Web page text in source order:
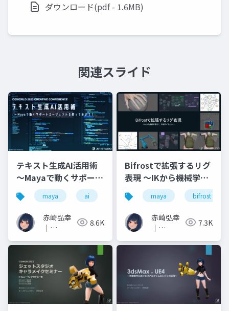
ダウンロード(pdf - 1.6MB)
関連スライド
テキスト生成AI活用術
～Mayaで動くサポート
エージェントを作って
みよう！～
maya ai python gpt4 agent
赤崎弘幸
｜
Akasaki
8.6K
Bifrostで拡張するリグ
表現 ～IKから機械学習
まで、作例ダイジェス
ト～
maya bifrost
赤崎弘幸
｜
Akasaki
7.3K